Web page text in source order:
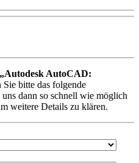
„Autodesk AutoCAD:
bitte das folgende
dann so schnell wie möglich
weitere Details zu klären.